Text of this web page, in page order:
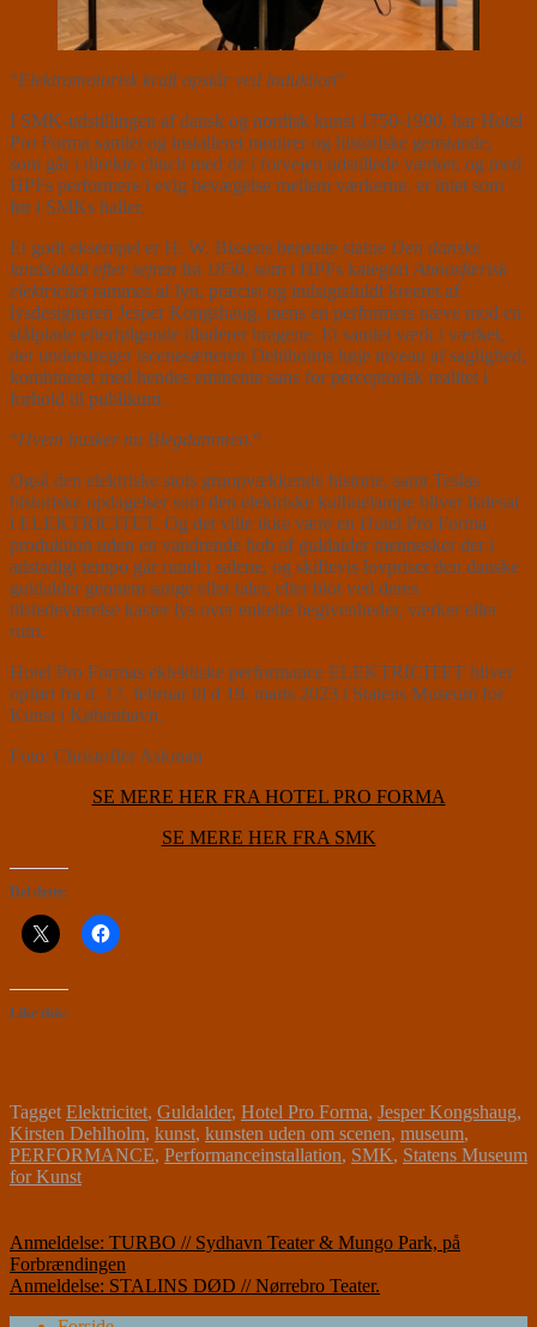
“Elektromotorisk kraft opstår ved induktion“
I SMK-udstillingen af dansk og nordisk kunst 1750-1900, har Hotel
Pro Forma samlet og installeret montrer og historiske genstande,
som går i direkte clinch med de i forvejen udstillede værker, og med
HPFs performere i evig bevægelse mellem værkerne, er intet som
før i SMKs haller.
Et godt eksempel er H. W. Bissens berømte statue Den danske
landsoldat efter sejren fra 1850, som i HPFs kategori Atmosfærisk
elektricitetrammes af lyn, præcist og indsigtsfuldt kreeret af
lysdesigneren Jesper Kongshaug, mens en performers næve mod en
stålplade efterfølgende illuderer bragene. Et samlet værk i værket,
der understreger iscenesætteren Dehlholms høje niveau af saglighed,
kombineret med hendes eminente sans for perceptorisk realitet i
forhold til publikum.
“Hvem husker nu Blegdammen.“
Også den elektriske stols gruopvækkende historie, samt Teslas
historiske opdagelser som den elektriske kulbuelampe bliver italesat
i ELEKTRICITET. Og det ville ikke være en Hotel Pro Forma
produktion uden en vandrende hob af guldalder mennesker der i
adstadigt tempo går rundt i salene, og skiftevis lovpriser den danske
guldalder gennem sange eller taler, eller blot ved deres
tilstedeværelse kaster lys over enkelte begivenheder, værker eller
rum.
Hotel Pro Formas eklektiske performance ELEKTRICITET bliver
opført fra d. 17. februar til d 19. marts 2023 i Statens Museum for
Kunst i København.
Foto: Christoffer Askman
SE MERE HER FRA HOTEL PRO FORMA
SE MERE HER FRA SMK
Del dette:
Like this:
Tagget Elektricitet, Guldalder, Hotel Pro Forma, Jesper Kongshaug,
Kirsten Dehlholm, kunst, kunsten uden om scenen, museum,
PERFORMANCE, Performanceinstallation, SMK, Statens Museum
for Kunst
Indlægsnavigation
Anmeldelse: TURBO // Sydhavn Teater & Mungo Park, på
Forbrændingen
Anmeldelse: STALINS DØD // Nørrebro Teater.